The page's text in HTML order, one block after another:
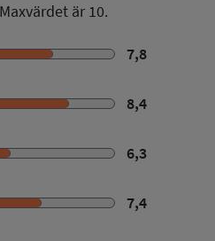
är 10.
7,8
8,4
6,3
7,4